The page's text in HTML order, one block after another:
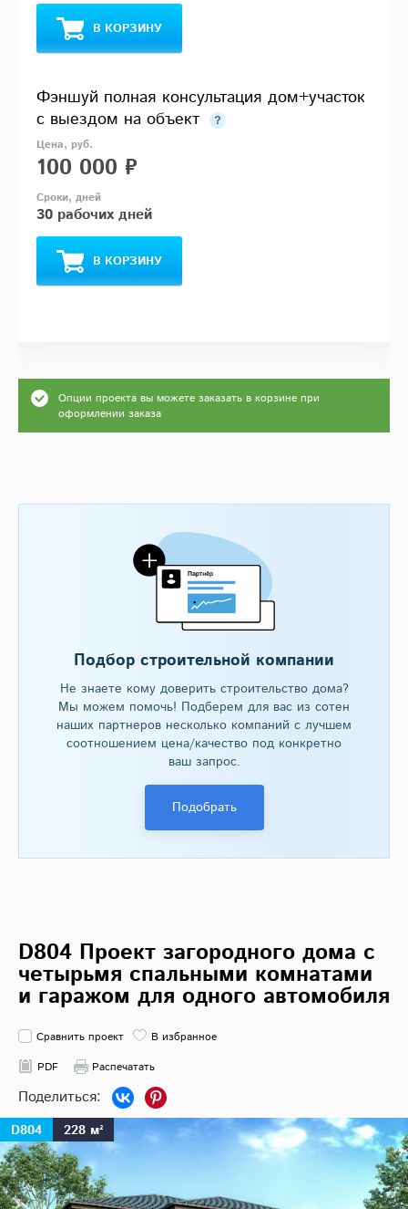
В КОРЗИНУ
Фэншуй полная консультация дом+участок
с выездом на объект
100 000 ₽
30 рабочих дней
В КОРЗИНУ
Опции проекта вы можете заказать в корзине при
оформлении заказа
Подбор строительной компании
Не знаете кому доверить строительство дома?
Мы можем помочь! Подберем для вас из сотен
наших партнеров несколько компаний с лучшем
соотношением цена/качество под конкретно
ваш запрос.
Подобрать
D804 Проект загородного дома с
четырьмя спальными комнатами
и гаражом для одного автомобиля
Сравнить проект
В избранное
PDF
Распечатать
D804 228 м²